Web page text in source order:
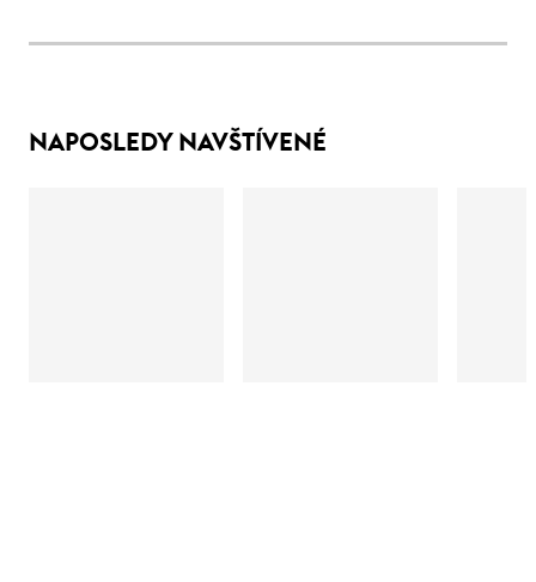
NAPOSLEDY NAVŠTÍVENÉ